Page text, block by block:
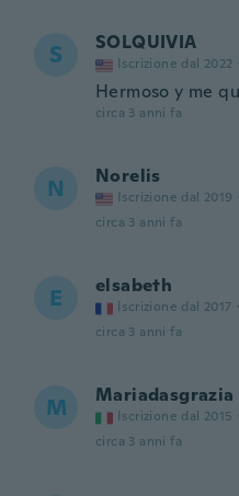
S SOLQUIVIA
Iscrizione dal 2022
Hermoso y me
circa 3 anni fa
N Norelis
Iscrizione dal 2019
circa 3 anni fa
E elsabeth
Iscrizione dal 2017 ·
circa 3 anni fa
M Mariadasgrazia
Iscrizione dal 2015
circa 3 anni fa